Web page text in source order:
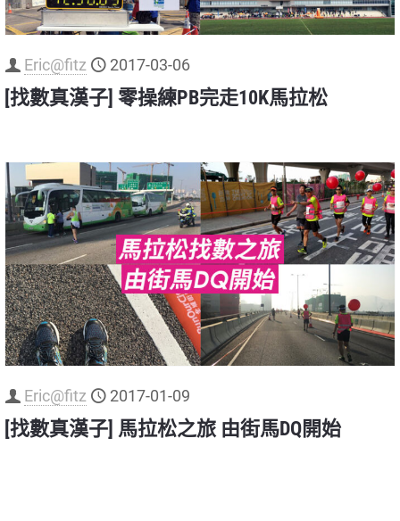
Eric@fitz 2017-03-06
[找數真漢子] 零操練PB完走10K馬拉松
Eric@fitz 2017-01-09
[找數真漢子] 馬拉松之旅 由街馬DQ開始